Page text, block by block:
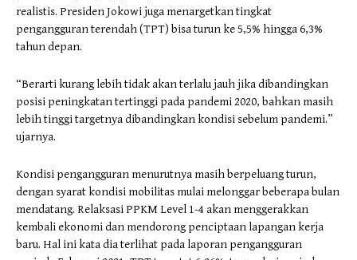
realistis. Presiden Jokowi juga menargetkan tingkat
pengangguran terendah (TPT) bisa turun ke 5,5% hingga 6,3%
tahun depan.
“Berarti kurang lebih tidak akan terlalu jauh jika dibandingkan
posisi peningkatan tertinggi pada pandemi 2020, bahkan masih
lebih tinggi targetnya dibandingkan kondisi sebelum pandemi.”
ujarnya.
Kondisi pengangguran menurutnya masih berpeluang turun,
dengan syarat kondisi mobilitas mulai melonggar beberapa bulan
mendatang. Relaksasi PPKM Level 1-4 akan menggerakkan
kembali ekonomi dan mendorong penciptaan lapangan kerja
baru. Hal ini kata dia terlihat pada laporan pengangguran